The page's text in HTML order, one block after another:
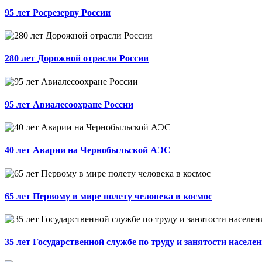
95 лет Росрезерву России
280 лет Дорожной отрасли России
95 лет Авиалесоохране России
40 лет Аварии на Чернобыльской АЭС
65 лет Первому в мире полету человека в космос
35 лет Государственной службе по труду и занятости